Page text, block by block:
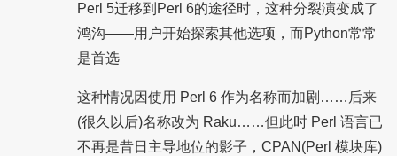
Perl 5迁移到Perl 6的途径时，这种分裂演变成了
鸿沟——用户开始探索其他选项，而Python常常
是首选
这种情况因使用 Perl 6 作为名称而加剧……后来
(很久以后)名称改为 Raku……但此时 Perl 语言已
不再是昔日主导地位的影子，CPAN(Perl 模块库)